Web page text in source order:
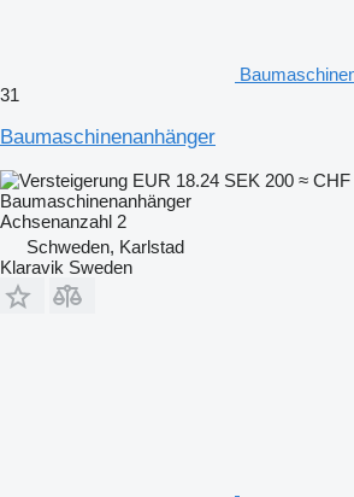
31
Baumaschinenanhänger
EUR 18.24 SEK 200 ≈ CHF
Baumaschinenanhänger
Achsenanzahl 2
Schweden, Karlstad
Klaravik Sweden